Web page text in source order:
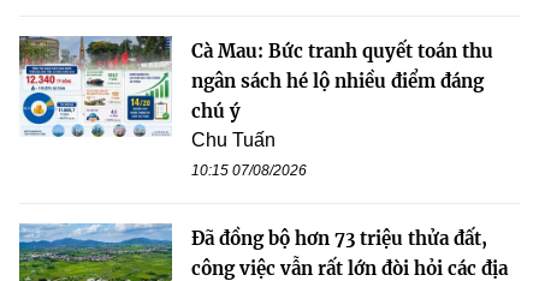
Cà Mau: Bức tranh quyết toán thu
ngân sách hé lộ nhiều điểm đáng
chú ý
Chu Tuấn
10:15 07/08/2026
Đã đồng bộ hơn 73 triệu thửa đất,
công việc vẫn rất lớn đòi hỏi các địa